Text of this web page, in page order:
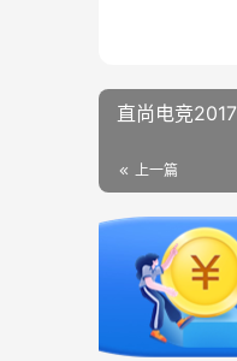
直尚电竞
上一篇